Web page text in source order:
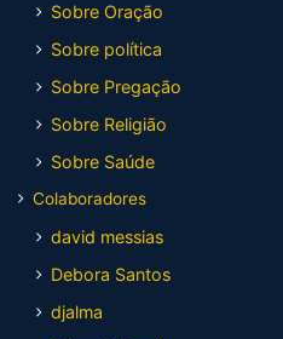
Sobre Oração
Sobre política
Sobre Pregação
Sobre Religião
Sobre Saúde
Colaboradores
david messias
Debora Santos
djalma